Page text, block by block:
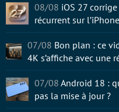
08/08 iOS 27
récurrent sur l’iPhone
07/08 Bon plan : ce
4K s’affiche avec une
07/08 Android 18 :
pas la mise à jour ?